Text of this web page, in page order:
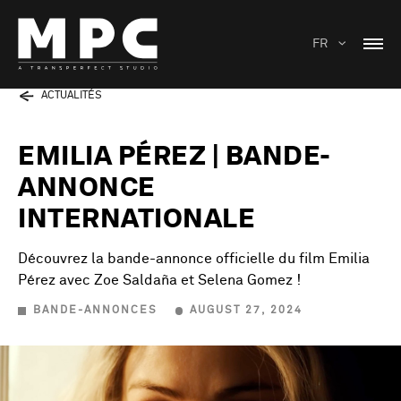
FR
ACTUALITÉS
EMILIA PÉREZ | BANDE-
ANNONCE
INTERNATIONALE
Découvrez la bande-annonce officielle du film Emilia
Pérez avec Zoe Saldaña et Selena Gomez !
BANDE-ANNONCES AUGUST 27, 2024